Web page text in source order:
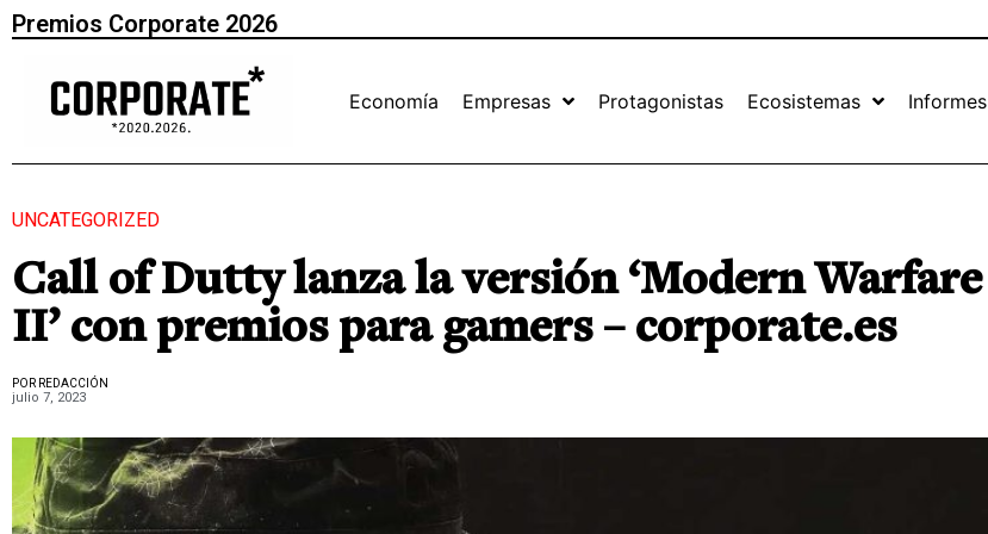
Premios Corporate 2026
Economía Empresas Protagonistas Ecosistemas Informes
UNCATEGORIZED
Call of Dutty lanza la versión ‘Modern Warfare
II’ con premios para gamers – corporate.es
POR REDACCIÓN
julio 7, 2023